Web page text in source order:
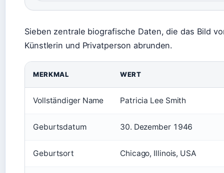
Sieben zentrale biografische Daten, die das Bild
Künstlerin und Privatperson abrunden.
MERKMAL WERT
Vollständiger Name Patricia Lee Smith
Geburtsdatum 30. Dezember 1946
Geburtsort Chicago, Illinois, USA